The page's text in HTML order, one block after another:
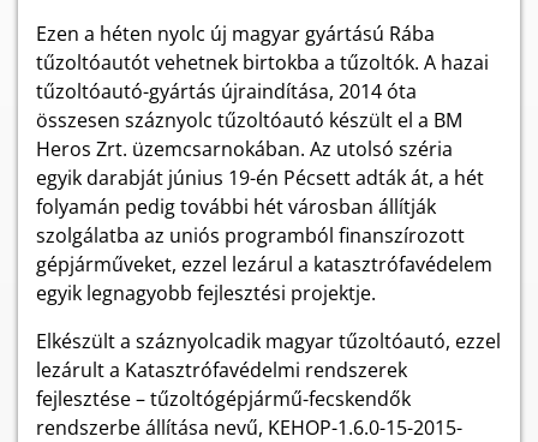
Ezen a héten nyolc új magyar gyártású Rába
tűzoltóautót vehetnek birtokba a tűzoltók. A hazai
tűzoltóautó-gyártás újraindítása, 2014 óta
összesen száznyolc tűzoltóautó készült el a BM
Heros Zrt. üzemcsarnokában. Az utolsó széria
egyik darabját június 19-én Pécsett adták át, a hét
folyamán pedig további hét városban állítják
szolgálatba az uniós programból finanszírozott
gépjárműveket, ezzel lezárul a katasztrófavédelem
egyik legnagyobb fejlesztési projektje.
Elkészült a száznyolcadik magyar tűzoltóautó, ezzel
lezárult a Katasztrófavédelmi rendszerek
fejlesztése – tűzoltógépjármű-fecskendők
rendszerbe állítása nevű, KEHOP-1.6.0-15-2015-